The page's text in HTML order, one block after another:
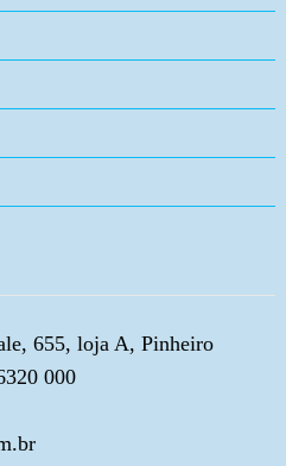
655, loja A, Pinheiro
000